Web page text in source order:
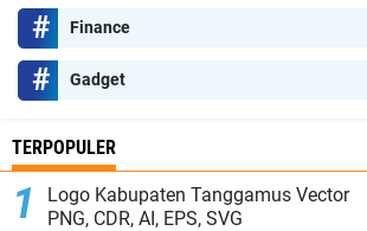
Finance
Gadget
TERPOPULER
Logo Kabupaten Tanggamus Vector
PNG, CDR, AI, EPS, SVG